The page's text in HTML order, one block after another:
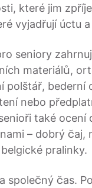
které jim
vyjadřují úctu a
seniory
materiálů,
polštář, bederní
nebo
také ocení
– dobrý čaj,
pralinky.
společný čas.